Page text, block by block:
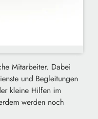
Mitarbeiter. Dabei
und Begleitungen
kleine Hilfen im
werden noch